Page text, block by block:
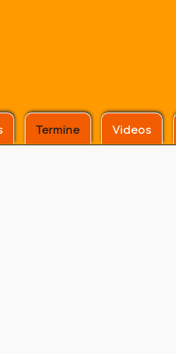
Termine Videos